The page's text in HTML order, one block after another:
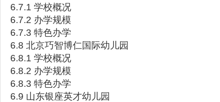
6.7.1 学校概况
6.7.2 办学规模
6.7.3 特色办学
6.8 北京巧智博仁国际幼儿园
6.8.1 学校概况
6.8.2 办学规模
6.8.3 特色办学
6.9 山东银座英才幼儿园